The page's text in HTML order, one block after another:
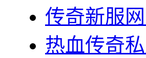
传奇新服网
热血传奇